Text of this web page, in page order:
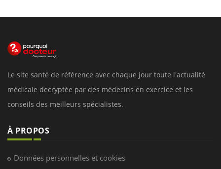
Le site santé de référence avec chaque jour toute l'actualité
médicale decryptée par des médecins en exercice et les
conseils des meilleurs spécialistes.
À PROPOS
Données personnelles et cookies